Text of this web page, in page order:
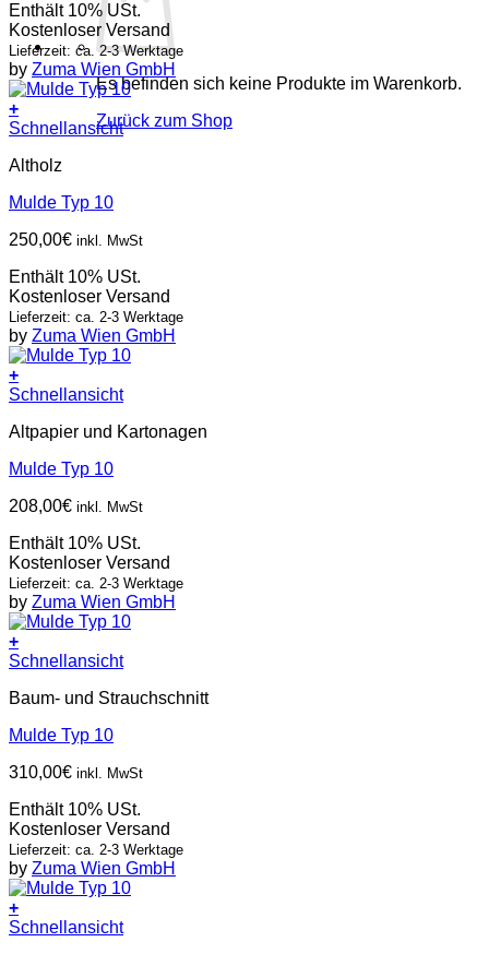
Es befinden sich keine Produkte im Warenkorb.
Zurück zum Shop
Enthält 10% USt.
Kostenloser Versand
Lieferzeit: ca. 2-3 Werktage
by Zuma Wien GmbH
+
Schnellansicht
Altholz
Mulde Typ 10
250,00€ inkl. MwSt
Enthält 10% USt.
Kostenloser Versand
Lieferzeit: ca. 2-3 Werktage
by Zuma Wien GmbH
+
Schnellansicht
Altpapier und Kartonagen
Mulde Typ 10
208,00€ inkl. MwSt
Enthält 10% USt.
Kostenloser Versand
Lieferzeit: ca. 2-3 Werktage
by Zuma Wien GmbH
+
Schnellansicht
Baum- und Strauchschnitt
Mulde Typ 10
310,00€ inkl. MwSt
Enthält 10% USt.
Kostenloser Versand
Lieferzeit: ca. 2-3 Werktage
by Zuma Wien GmbH
+
Schnellansicht